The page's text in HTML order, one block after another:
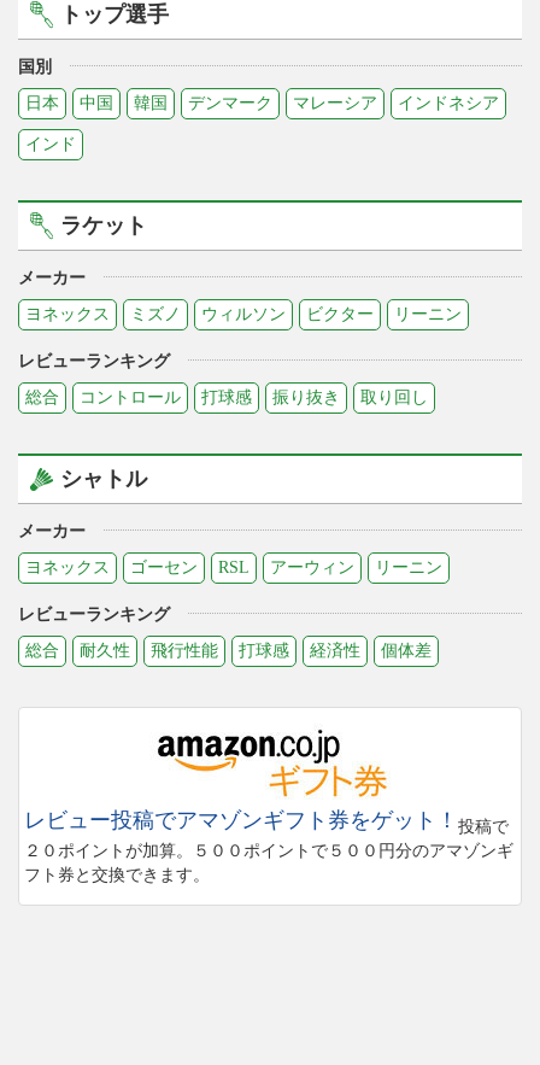
トップ選手
国別
日本
中国 韓国 デンマーク マレーシア インドネシア
インド
ラケット
メーカー
ヨネックス
ミズノ ウィルソン ビクター リーニン
レビューランキング
総合
コントロール 打球感 振り抜き 取り回し
シャトル
メーカー
ヨネックス
ゴーセン RSL アーウィン リーニン
レビューランキング
総合
耐久性 飛行性能 打球感 経済性 個体差
レビュー投稿でアマゾンギフト券をゲット！ 投稿で
２０ポイントが加算。５００ポイントで５００円分のアマゾンギ
フト券と交換できます。